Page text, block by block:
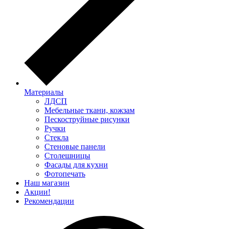
Материалы
ЛДСП
Мебельные ткани, кожзам
Пескоструйные рисунки
Ручки
Стекла
Стеновые панели
Столешницы
Фасады для кухни
Фотопечать
Наш магазин
Акции!
Рекомендации